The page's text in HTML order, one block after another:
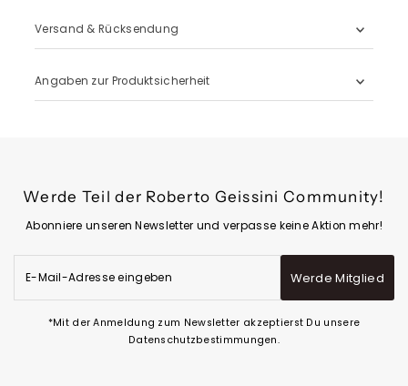
Versand & Rücksendung
Angaben zur Produktsicherheit
Werde Teil der Roberto Geissini Community!
Abonniere unseren Newsletter und verpasse keine Aktion mehr!
Mail-
Adresse
Werde Mitglied
*Mit der Anmeldung zum Newsletter akzeptierst Du unsere
Datenschutzbestimmungen.